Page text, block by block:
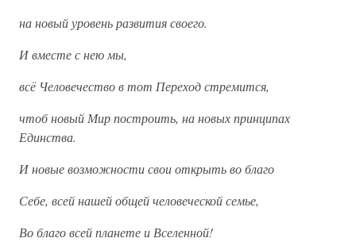
на новый уровень развития своего.
И вместе с нею мы,
всё Человечество в тот Переход стремится,
чтоб новый Мир построить, на новых принципах
Единства.
И новые возможности свои открыть во благо
Себе, всей нашей общей человеческой семье,
Во благо всей планете и Вселенной!